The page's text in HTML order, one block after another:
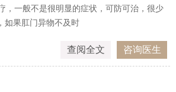
，一般不是很明显的症状，可防可治，很少
如果肛门异物不及时
查阅全文 咨询医生